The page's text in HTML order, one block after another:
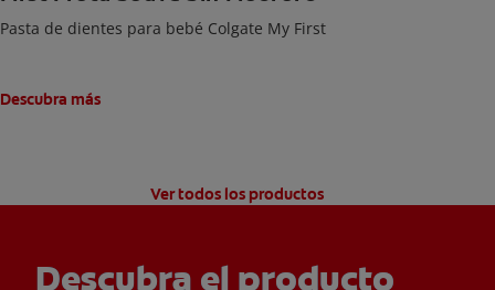
Pasta de dientes para bebé Colgate My First
Descubra más
Ver todos los productos
Descubra el producto